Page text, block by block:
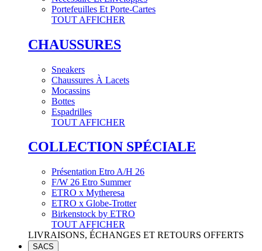
Portefeuilles Et Porte-Cartes
TOUT AFFICHER
CHAUSSURES
Sneakers
Chaussures À Lacets
Mocassins
Bottes
Espadrilles
TOUT AFFICHER
COLLECTION SPÉCIALE
Présentation Etro A/H 26
F/W 26 Etro Summer
ETRO x Mytheresa
ETRO x Globe-Trotter
Birkenstock by ETRO
TOUT AFFICHER
LIVRAISONS, ÉCHANGES ET RETOURS OFFERTS
SACS